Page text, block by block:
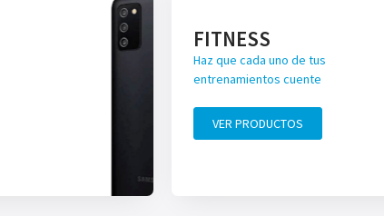
FITNESS
Haz que cada uno de tus
entrenamientos cuente
VER PRODUCTOS